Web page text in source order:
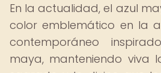
En la actualidad, el azul
color emblemático en la
contemporáneo
maya, manteniendo viva